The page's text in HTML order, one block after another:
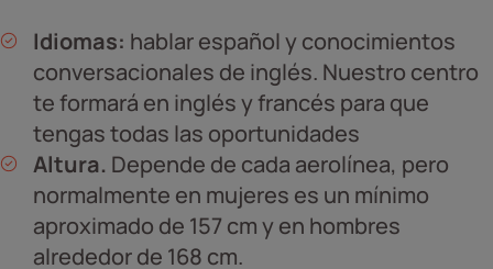
Idiomas: hablar español y conocimientos
conversacionales de inglés. Nuestro centro
te formará en inglés y francés para que
tengas todas las oportunidades
Altura. Depende de cada aerolínea, pero
normalmente en mujeres es un mínimo
aproximado de 157 cm y en hombres
alrededor de 168 cm.